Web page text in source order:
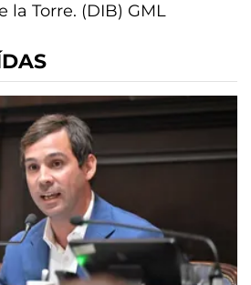
la Torre. (DIB) GML